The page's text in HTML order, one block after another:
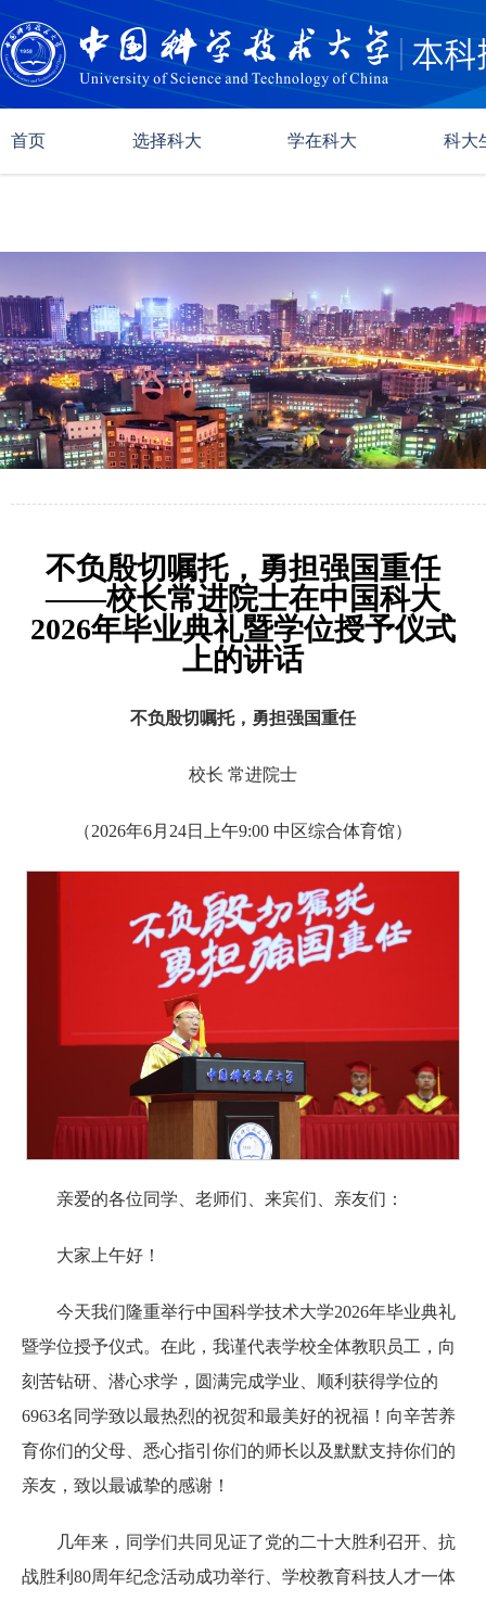
首页 选择科大 学在科大 科大
不负殷切嘱托，勇担强国重任
——校长常进院士在中国科大
2026年毕业典礼暨学位授予仪式
上的讲话
不负殷切嘱托，勇担强国重任
校长 常进院士
（2026年6月24日上午9:00 中区综合体育馆）
亲爱的各位同学、老师们、来宾们、亲友们：
大家上午好！
今天我们隆重举行中国科学技术大学2026年毕业典礼
暨学位授予仪式。在此，我谨代表学校全体教职员工，向
刻苦钻研、潜心求学，圆满完成学业、顺利获得学位的
6963名同学致以最热烈的祝贺和最美好的祝福！向辛苦养
育你们的父母、悉心指引你们的师长以及默默支持你们的
亲友，致以最诚挚的感谢！
几年来，同学们共同见证了党的二十大胜利召开、抗
战胜利80周年纪念活动成功举行、学校教育科技人才一体